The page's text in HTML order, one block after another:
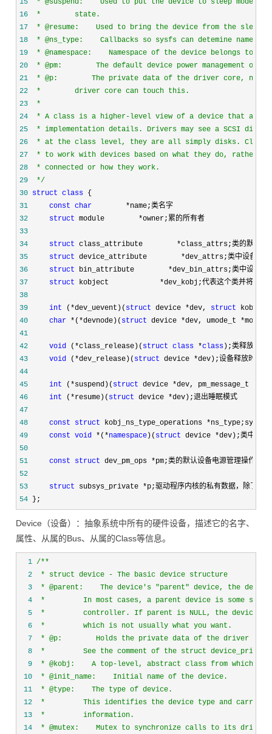
15
16
17
18
19
20
21
22
23
24
25
26
27
28
29
*/
30 struct class
31
const char
        *
32
struct module        *
33
34
struct class_attribute        *
35
struct device_attribute        *
36
struct bin_attribute        *
37
struct kobject            *
38
39
int (*dev_uevent)( struct device *dev, struct
40
char *(*devnode)( struct device *dev, umode_t *
41
42
void (*class_release)( struct class *class
43
void (*dev_release)( struct device *
44
45
int (*suspend)( struct device *
46
int (*resume)( struct device *
47
48
const struct kobj_ns_type_operations *
49
const void *(*namespace )( struct device *
50
51
const struct dev_pm_ops *
52
53
struct subsys_private *
54 };
Device（设备）：抽象系统中所有的硬件设备，描述它的名字、
属性、从属的Bus、从属的Class等信息。
  1
/*
  2
  3
  4
  5
  6
  7
  8
  9
10
11
12
13
14